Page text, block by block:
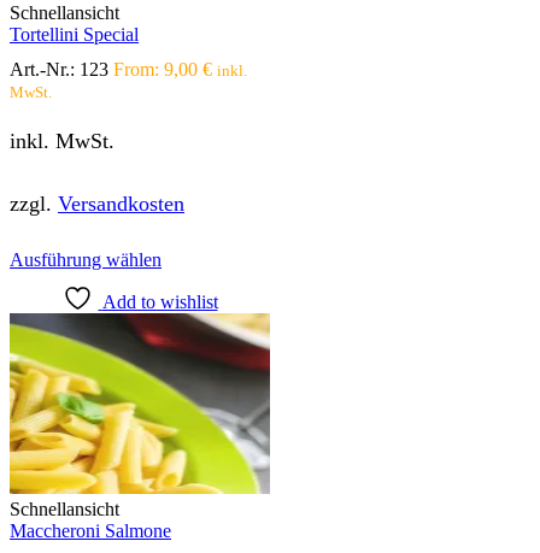
Schnellansicht
Tortellini Special
Art.-Nr.: 123 From: 9,00 € inkl.
MwSt.
inkl. MwSt.
zzgl. Versandkosten
Ausführung wählen
weist
mehrere
Varianten
auf.
Die
Optionen
können
auf
der
Produktseite
werden
Add to wishlist
Schnellansicht
Maccheroni Salmone